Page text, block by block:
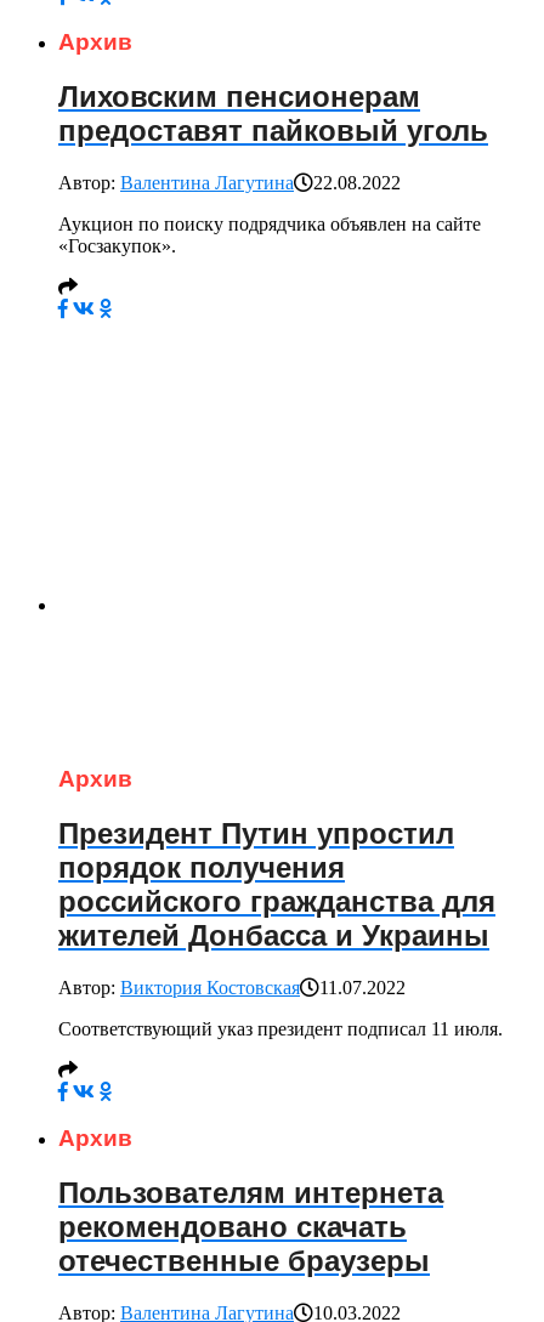
Архив
Лиховским пенсионерам
предоставят пайковый уголь
Автор: Валентина Лагутина
22.08.2022
Аукцион по поиску подрядчика объявлен на сайте
«Госзакупок».
Архив
Президент Путин упростил
порядок получения
российского гражданства для
жителей Донбасса и Украины
Автор: Виктория Костовская
11.07.2022
Соответствующий указ президент подписал 11 июля.
Архив
Пользователям интернета
рекомендовано скачать
отечественные браузеры
Автор: Валентина Лагутина 10.03.2022